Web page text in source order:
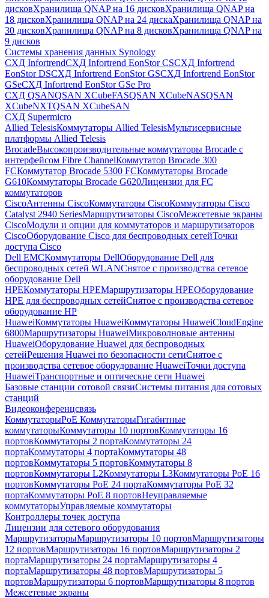
дисковХранилища QNAP на 16 дисковХранилища QNAP на
18 дисковХранилища QNAP на 24 дискаХранилища QNAP на
30 дисковХранилища QNAP на 8 дисковХранилища QNAP на
9 дисков
Системы хранения данных Synology
СХД InfortrendСХД Infortrend EonStor CSСХД Infortrend
EonStor DSСХД Infortrend EonStor GSСХД Infortrend EonStor
GSeСХД Infortrend EonStor GSe Pro
СХД QSANQSAN XCubeFASQSAN XCubeNASQSAN
XCubeNXTQSAN XCubeSAN
СХД Supermicro
Allied TelesisКоммутаторы Allied TelesisМультисервисные
платформы Allied Telesis
BrocadeВысокопроизводительные коммутаторы Brocade с
интерфейсом Fibre ChannelКоммутатор Brocade 300
FCКоммутатор Brocade 5300 FCКоммутаторы Brocade
G610Коммутаторы Brocade G620Лицензии для FC
коммутаторов
CiscoАнтенны CiscoКоммутаторы CiscoКоммутаторы Cisco
Catalyst 2940 SeriesМаршрутизаторы CiscoМежсетевые экраны
CiscoМодули и опции для коммутаторов и маршрутизаторов
CiscoОборудование Cisco для беспроводных сетейТочки
доступа Cisco
Dell EMCКоммутаторы DellОборудование Dell для
беспроводных сетей WLANСнятое с производства сетевое
оборудование Dell
HPEКоммутаторы HPEМаршрутизаторы HPEОборудование
HPE для беспроводных сетейСнятое с производства сетевое
оборудование HP
HuaweiКоммутаторы HuaweiКоммутаторы HuaweiCloudEngine
6800Маршрутизаторы HuaweiМикроволновые антенны
HuaweiОборудование Huawei для беспроводных
сетейРешения Huawei по безопасности сетиСнятое с
производства сетевое оборудование HuaweiТочки доступа
HuaweiТранспортные и оптические сети Huawei
Базовые станции сотовой связиСистемы питания для сотовых
станций
Видеоконференцсвязь
КоммутаторыPoE КоммутаторыГигабитные
коммутаторыКоммутаторы 10 портовКоммутаторы 16
портовКоммутаторы 2 портаКоммутаторы 24
портаКоммутаторы 4 портаКоммутаторы 48
портовКоммутаторы 5 портовКоммутаторы 8
портовКоммутаторы L2Коммутаторы L3Коммутаторы PoE 16
портовКоммутаторы PoE 24 портаКоммутаторы PoE 32
портаКоммутаторы PoE 8 портовНеуправляемые
коммутаторыУправляемые коммутаторы
Контроллеры точек доступа
Лицензии для сетевого оборудования
МаршрутизаторыМаршрутизаторы 10 портовМаршрутизаторы
12 портовМаршрутизаторы 16 портовМаршрутизаторы 2
портаМаршрутизаторы 24 портаМаршрутизаторы 4
портаМаршрутизаторы 48 портовМаршрутизаторы 5
портовМаршрутизаторы 6 портовМаршрутизаторы 8 портов
Межсетевые экраны